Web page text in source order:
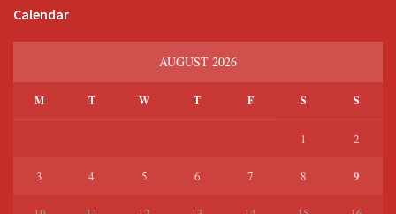
Calendar
AUGUST 2026
M T W T F S S
1 2
3 4 5 6 7 8 9